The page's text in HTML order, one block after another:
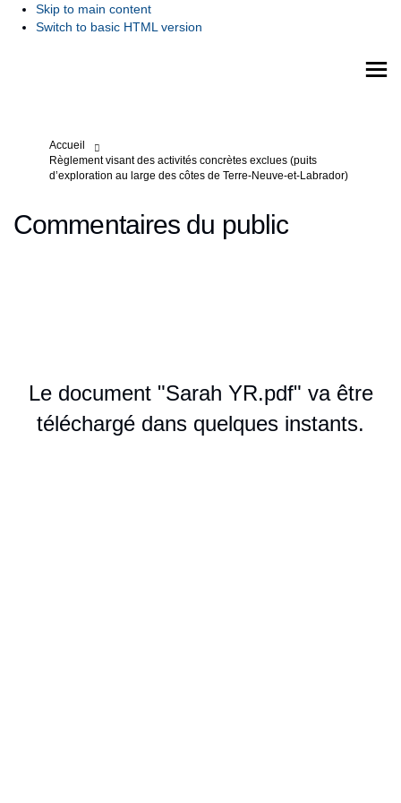
Skip to main content
Switch to basic HTML version
Vous êtes ici:
Accueil
Règlement visant des activités concrètes exclues (puits
d’exploration au large des côtes de Terre-Neuve-et-Labrador)
Commentaires du public
Le document "Sarah YR.pdf" va être
téléchargé dans quelques instants.